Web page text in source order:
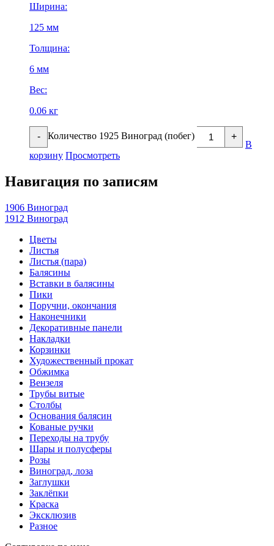
Ширина:
125 мм
Толщина:
6 мм
Вес:
0.06 кг
- Количество 1925 Виноград (побег) +
В
корзину Просмотреть
Навигация по записям
1906 Виноград
1912 Виноград
Цветы
Листья
Листья (пара)
Балясины
Вставки в балясины
Пики
Поручни, окончания
Наконечники
Декоративные панели
Накладки
Корзинки
Художественный прокат
Обжимка
Вензеля
Трубы витые
Столбы
Основания балясин
Кованые ручки
Переходы на трубу
Шары и полусферы
Розы
Виноград, лоза
Заглушки
Заклёпки
Краска
Эксклюзив
Разное